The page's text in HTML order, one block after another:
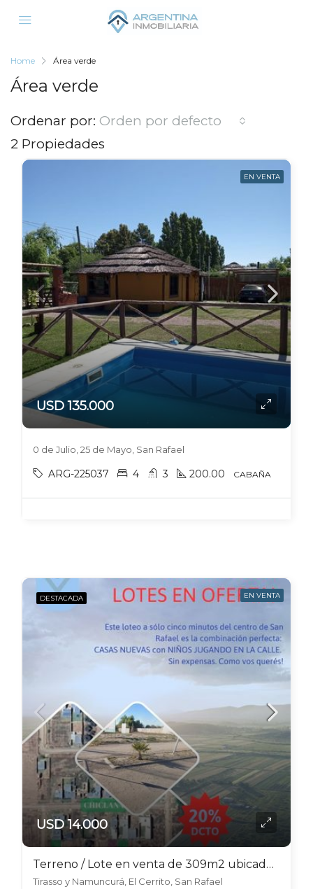
Home Área verde
Área verde
2 Propiedades
Ordenar por: Orden por defecto
EN VENTA
USD 135.000
0 de Julio, 25 de Mayo, San Rafael
ARG-225037 4 3 200.00 CABAÑA
DESTACADA EN VENTA
USD 14.000
Terreno / Lote en venta de 309m2 ubicado en El Cerrito
Tirasso y Namuncurá, El Cerrito, San Rafael